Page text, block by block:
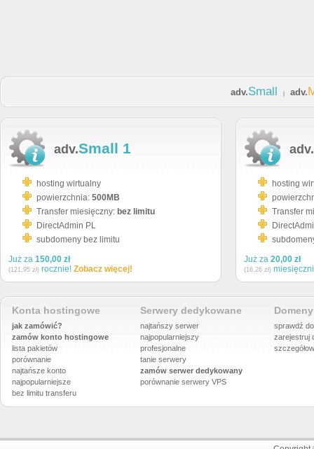
adv.Small adv.
adv.Small 1
hosting wirtualny
powierzchnia: 500MB
Transfer miesięczny: bez limitu
DirectAdmin PL
subdomeny bez limitu
Już za 150,00 zł
(121,95 zł) rocznie! Zobacz więcej!
adv.
hosting
Transfer
Już za 20,00 zł
(16,26 zł)
Konta hostingowe
jak zamówić?
zamów konto hostingowe
lista pakietów
porównanie
najtańsze konto
najpopularniejsze
bez limitu transferu
Serwery dedykowane
najtańszy serwer
najpopularniejszy
profesjonalne
tanie serwery
zamów serwer dedykowany
porównanie serwery VPS
sprawdź
zarejestruj